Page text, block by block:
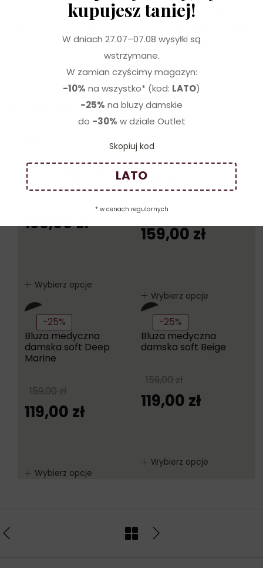
Szeroka rozmiarówka
antybakteryjne
wykończona powłoką
ograniczającą rozwój
bakterii.
Podobne produkty
Tunika kopertowa
damska Soft+
Deep Marine
199,00zł
Wybierz opcje
Spodnie
medyczne
damskie soft Deep
marine
159,00 zł
Wybierz opcje
-25%
Bluza medyczna
damska soft Deep
Marine
159,00zł
119,00 zł
Wybierz opcje
-25%
Bluza medyczna
damska soft Beige
159,00zł
119,00 zł
Wybierz opcje
kupujesz taniej!
W dniach 27.07–07.08 wysyłki są
wstrzymane.
W zamian czyścimy magazyn:
-10% na wszystko* (kod: LATO)
-25% na bluzy damskie
do -30% w dziale Outlet
Skopiuj kod
LATO
* w cenach regularnych